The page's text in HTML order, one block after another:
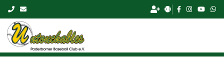
Skip to content